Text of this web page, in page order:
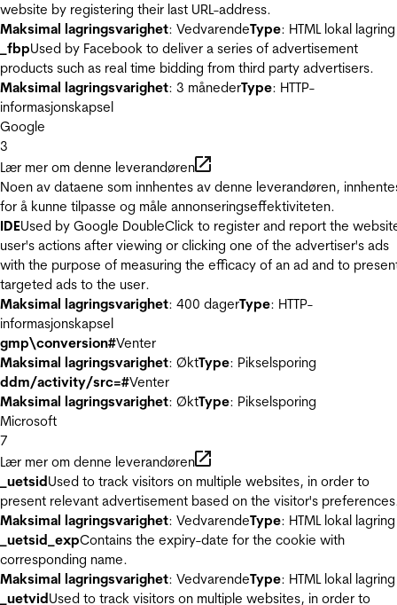
website by registering their last URL-address.
Maksimal lagringsvarighet: VedvarendeType: HTML lokal lagring
_fbpUsed by Facebook to deliver a series of advertisement
products such as real time bidding from third party advertisers.
Maksimal lagringsvarighet: 3 månederType: HTTP-
informasjonskapsel
Google
3
Lær mer om denne leverandøren
Noen av dataene som innhentes av denne leverandøren,
for å kunne tilpasse og måle annonseringseffektiviteten.
IDEUsed by Google DoubleClick to register and report the
user's actions after viewing or clicking one of the advertiser's ads
with the purpose of measuring the efficacy of an ad and to
targeted ads to the user.
Maksimal lagringsvarighet: 400 dagerType: HTTP-
informasjonskapsel
gmp\conversion#Venter
Maksimal lagringsvarighet: ØktType: Pikselsporing
ddm/activity/src=#Venter
Maksimal lagringsvarighet: ØktType: Pikselsporing
Microsoft
7
Lær mer om denne leverandøren
_uetsidUsed to track visitors on multiple websites, in order to
present relevant advertisement based on the visitor's
Maksimal lagringsvarighet: VedvarendeType: HTML lokal lagring
_uetsid_expContains the expiry-date for the cookie with
corresponding name.
Maksimal lagringsvarighet: VedvarendeType: HTML lokal lagring
_uetvidUsed to track visitors on multiple websites, in order to